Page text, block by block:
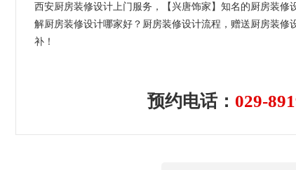
西安厨房装修设计上门服务，【兴唐饰家】知名的厨房装
解厨房装修设计哪家好？厨房装修设计流程，赠送厨房装
补！
预约电话： 029-